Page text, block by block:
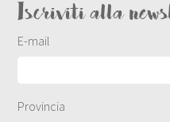
Iscriviti alla
E-mail
Provincia